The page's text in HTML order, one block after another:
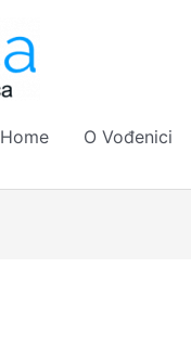
Home O Vođenici